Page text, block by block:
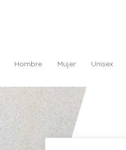
Hombre Mujer Unisex